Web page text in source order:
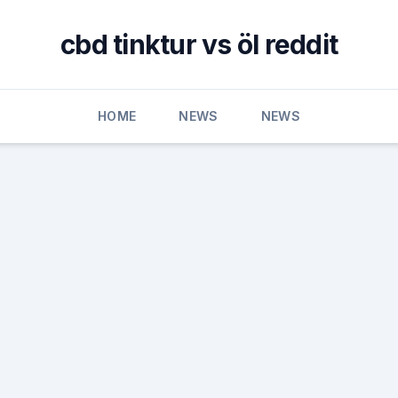
cbd tinktur vs öl reddit
HOME NEWS NEWS